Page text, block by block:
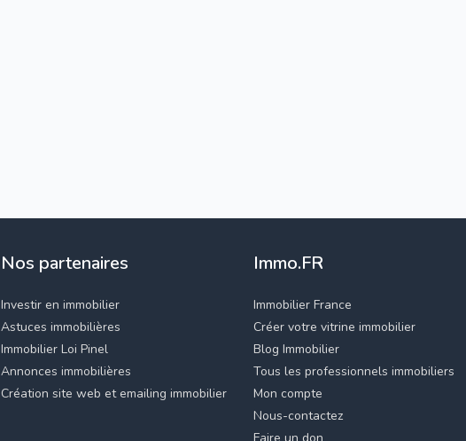
Nos partenaires
Investir en immobilier
Astuces immobilières
Immobilier Loi Pinel
Annonces immobilières
Création site web et emailing immobilier
Immo.FR
Immobilier France
Créer votre vitrine immobilier
Blog Immobilier
Tous les professionnels immobiliers
Mon compte
Nous-contactez